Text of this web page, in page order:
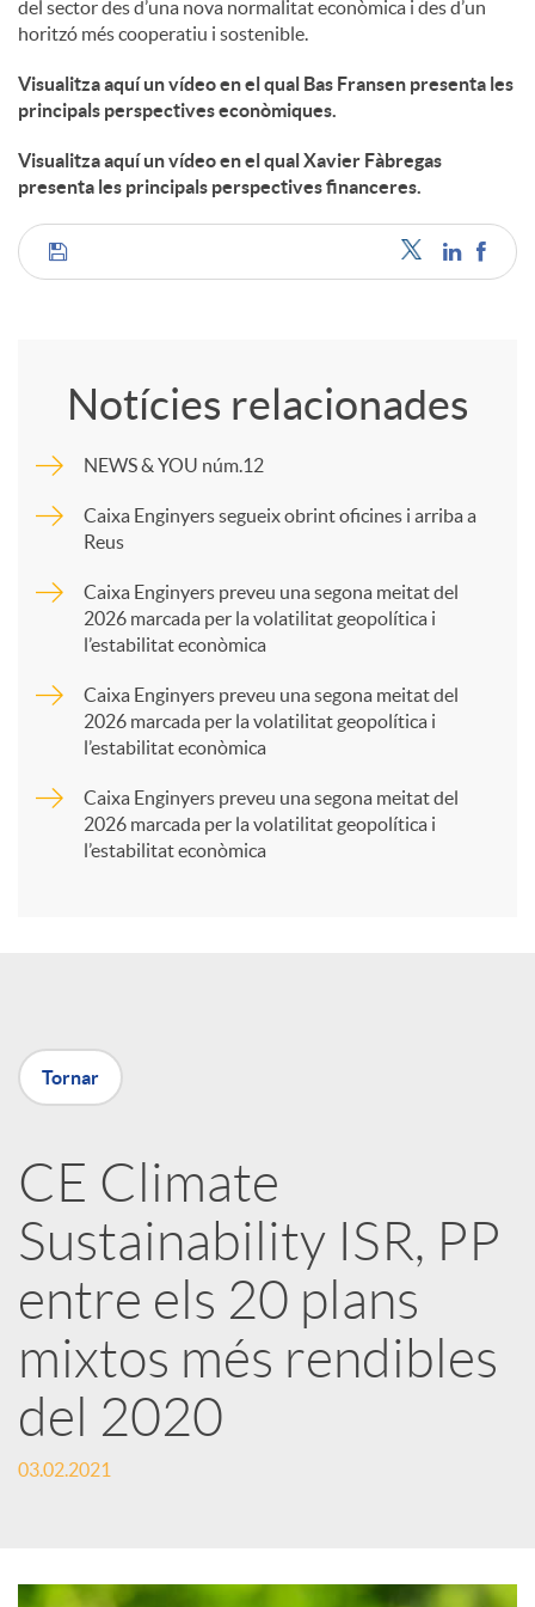
del sector des d’una nova normalitat econòmica i des d’un
horitzó més cooperatiu i sostenible.
Visualitza aquí un vídeo en el qual Bas Fransen presenta les
principals perspectives econòmiques.
Visualitza aquí un vídeo en el qual Xavier Fàbregas
presenta les principals perspectives financeres.
C
p
a
X
r
x
e
s
o
Notícies relacionades
NEWS & YOU núm.12
Caixa Enginyers segueix obrint oficines i arriba a
Reus
Caixa Enginyers preveu una segona meitat del
2026 marcada per la volatilitat geopolítica i
l’estabilitat econòmica
Caixa Enginyers preveu una segona meitat del
2026 marcada per la volatilitat geopolítica i
l’estabilitat econòmica
Caixa Enginyers preveu una segona meitat del
2026 marcada per la volatilitat geopolítica i
l’estabilitat econòmica
Tornar
CE Climate
Sustainability ISR, PP
entre els 20 plans
mixtos més rendibles
del 2020
03.02.2021